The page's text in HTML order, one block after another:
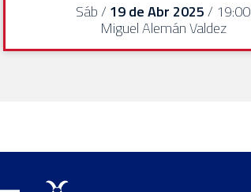
Sáb / 19 de Abr 2025/ 19:00
Miguel Alemán Valdez